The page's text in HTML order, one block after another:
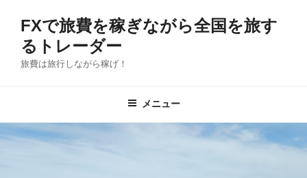
キ
ッ
FXで旅費を稼ぎながら全国を旅す
るトレーダー
旅費は旅行しながら稼げ！
メニュー